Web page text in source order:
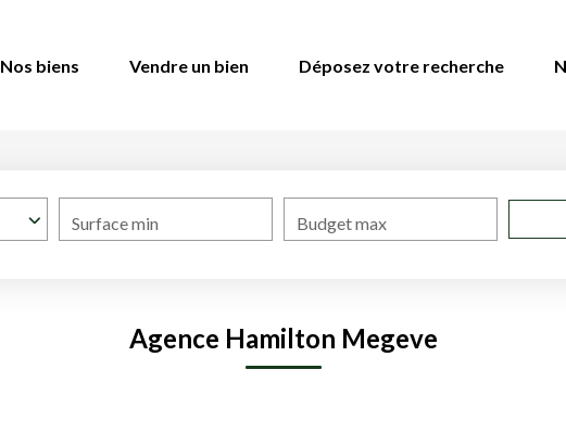
Nos biens Vendre un bien Déposez votre recherche
Surface min Budget max
Agence Hamilton Megeve